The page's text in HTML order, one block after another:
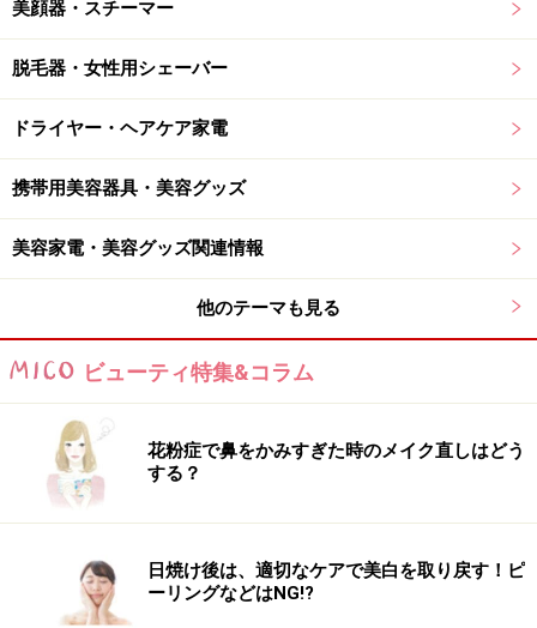
えが多い、全部で15分のコースです。
最初に出てくる「温かいスチーム」は、温度が40度とい
うだけあり、かなり高温に感じました。熱めのお風呂に
入っているような気分。6分後、第一回目の切り替え。
今度は「冷たいスチーム」の出番です。先程のほてりが
一気に落ち着いていく感覚。氷水には程遠いものの、確
実に肌が落ち着いてきます。この「温・冷」の繰り返し
があと一回。最後に温かいスチームを3分浴びた後は、
自動的にコースが切れました。
肌の潤い、化粧水の浸透力もアップ！
肌に手を当ててみると、肌が柔らかくなっており、シー
トマスクを貼った後のような水々しさがありました。こ
の後、肌をほっておくと台無し。毛穴からどんどん水分
が奪われてしまうので、慌ててスキンケアをしました。
美顔器・スチーマー
脱毛器・女性用シェーバー
ドライヤー・ヘアケア家電
携帯用美容器具・美容グッズ
美容家電・美容グッズ関連情報
他のテーマも見る
ビューティ特集&コラム
花粉症で鼻をかみすぎた時のメイク直しはどう
する？
日焼け後は、適切なケアで美白を取り戻す！ピ
ーリングなどはNG!?